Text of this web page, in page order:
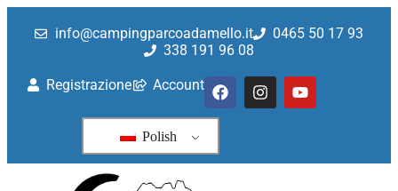
Polityka dotycząca plików
info@campingparcoadamello.it
0465 50 17 93
338 191 96 08
Registrazione Account
Polish